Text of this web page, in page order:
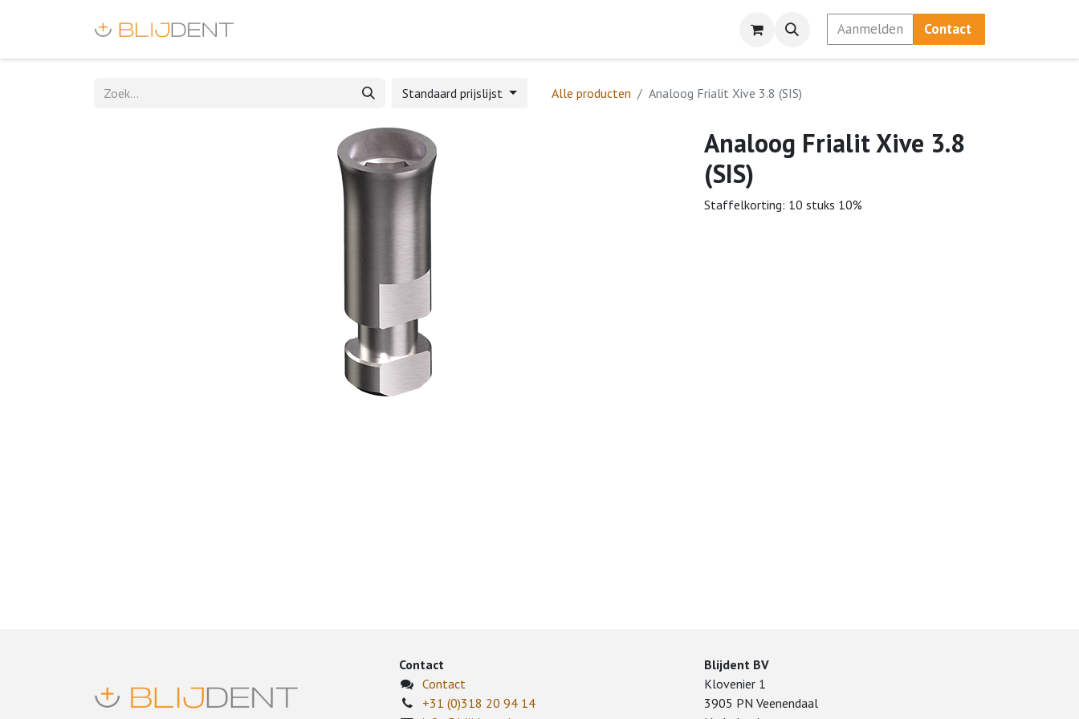
Aanmelden Contact
Standaard prijslijst Alle producten Analoog Frialit Xive 3.8 (SIS)
Analoog Frialit Xive 3.8
(SIS)
Staffelkorting: 10 stuks 10%
Contact
Contact
+31 (0)318 20 94 14
Blijdent BV
Klovenier 1
3905 PN Veenendaal